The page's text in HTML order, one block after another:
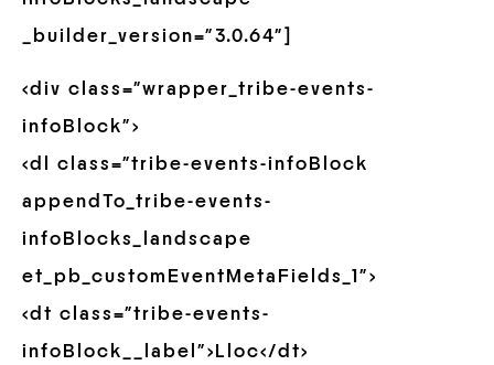
_builder_version=”3.0.64″]
<div class=”wrapper_tribe-events-
infoBlock”>
<dl class=”tribe-events-infoBlock
appendTo_tribe-events-
infoBlocks_landscape
et_pb_customEventMetaFields_1″>
<dt class=”tribe-events-
infoBlock__label”>Lloc</dt>